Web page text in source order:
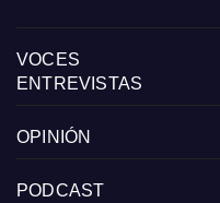
VOCES
ENTREVISTAS
OPINIÓN
PODCAST